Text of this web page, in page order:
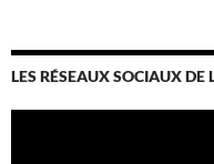
LES RÉSEAUX SOCIAUX